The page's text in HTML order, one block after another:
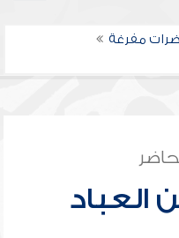
مفرغة
العباد